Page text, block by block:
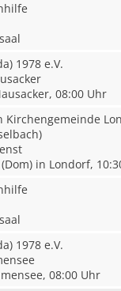
1978 e.V.
08:00 Uhr
Kirchengemeinde
in Londorf,
1978 e.V.
08:00 Uhr